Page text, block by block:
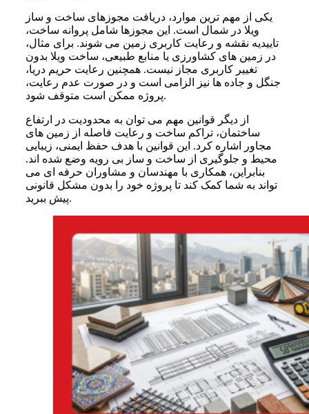
یکی از مهم ترین موارد، دریافت مجوزهای ساخت و ساز
ویلا در شمال است. این مجوزها شامل پروانه ساخت،
تاییدیه نقشه و رعایت کاربری زمین می شوند. برای مثال،
در زمین های کشاورزی یا منابع طبیعی، ساخت ویلا بدون
تغییر کاربری مجاز نیست. همچنین رعایت حریم دریا،
جنگل و جاده ها نیز الزامی است و در صورت عدم رعایت،
پروژه ممکن است متوقف شود.
از دیگر قوانین مهم می توان به محدودیت در ارتفاع
ساختمان، تراکم ساخت و رعایت فاصله از زمین های
مجاور اشاره کرد. این قوانین با هدف حفظ ایمنی، زیبایی
محیط و جلوگیری از ساخت و ساز بی رویه وضع شده اند.
بنابراین، همکاری با مهندسان و مشاوران حرفه ای می
تواند به شما کمک کند تا پروژه خود را بدون مشکل قانونی
پیش ببرید.